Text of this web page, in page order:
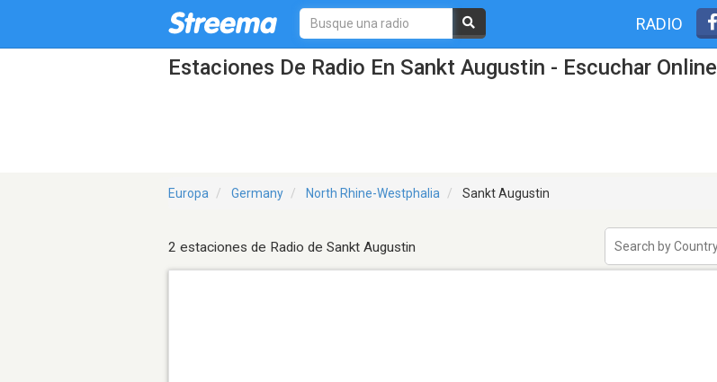
RADIO
Estaciones De Radio En Sankt Augustin - Escuchar Online
Europa Germany North Rhine-Westphalia Sankt Augustin
2 estaciones de Radio de Sankt Augustin